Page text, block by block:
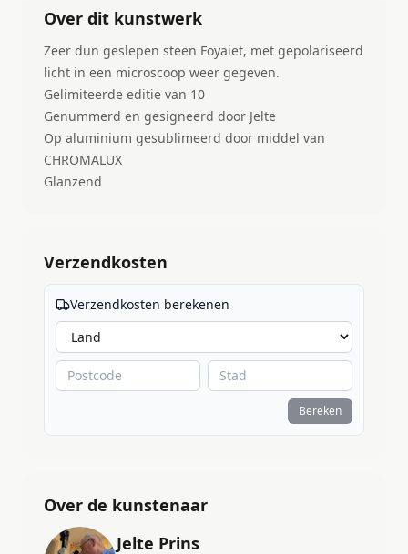
Over dit kunstwerk
Zeer dun geslepen steen Foyaiet, met gepolariseerd
licht in een microscoop weer gegeven.
Gelimiteerde editie van 10
Genummerd en gesigneerd door Jelte
Op aluminium gesublimeerd door middel van
CHROMALUX
Glanzend
Verzendkosten
Verzendkosten berekenen
Bereken
Over de kunstenaar
Jelte Prins